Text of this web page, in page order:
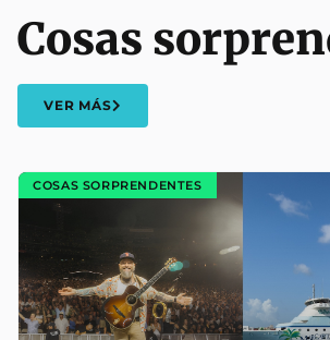
Cosas
VER MÁS
COSAS SORPRENDENTES